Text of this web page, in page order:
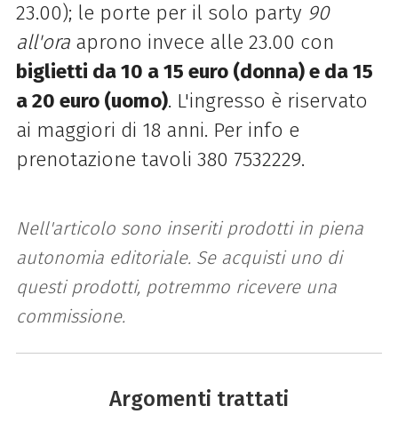
23.00); le porte per il solo party 90
all'oraaprono invece alle 23.00 con
biglietti da 10 a 15 euro (donna) e da 15
a 20 euro (uomo). L'ingresso è riservato
ai maggiori di 18 anni. Per info e
prenotazione tavoli 380 7532229.
Nell'articolo sono inseriti prodotti in piena
autonomia editoriale. Se acquisti uno di
questi prodotti, potremmo ricevere una
commissione.
Argomenti trattati